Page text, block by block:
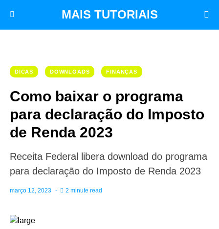
MAIS TUTORIAIS
DICAS DOWNLOADS FINANÇAS
Como baixar o programa
para declaração do Imposto
de Renda 2023
Receita Federal libera download do programa
para declaração do Imposto de Renda 2023
março 12, 2023 2 minute read